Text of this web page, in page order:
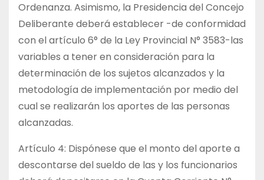
Ordenanza. Asimismo, la Presidencia del Concejo
Deliberante deberá establecer -de conformidad
con el artículo 6° de la Ley Provincial N° 3583-las
variables a tener en consideración para la
determinación de los sujetos alcanzados y la
metodología de implementación por medio del
cual se realizarán los aportes de las personas
alcanzadas.
Artículo 4: Dispónese que el monto del aporte a
descontarse del sueldo de las y los funcionarios